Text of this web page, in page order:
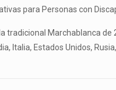
para Personas con
Marchablanca
Italia, Estados Unidos,